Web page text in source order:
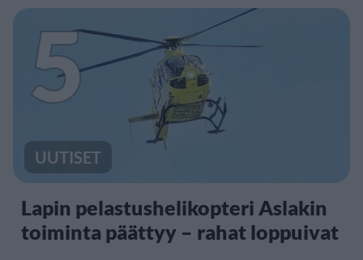
5
UUTISET
Lapin pelastushelikopteri Aslakin
toiminta päättyy – rahat loppuivat